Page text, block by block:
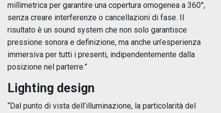
millimetrica per garantire una copertura omogenea a 360°,
senza creare interferenze o cancellazioni di fase. Il
risultato è un sound system che non solo garantisce
pressione sonora e definizione, ma anche un’esperienza
immersiva per tutti i presenti, indipendentemente dalla
posizione nel parterre.”
Lighting design
“Dal punto di vista dell’illuminazione, la particolarità del